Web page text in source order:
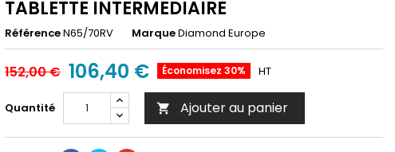
TABLETTE INTERMEDIAIRE
RéférenceN65/70RV MarqueDiamond Europe
152,00 € 106,40 € Économisez 30% HT
Quantité  Ajouter au panier